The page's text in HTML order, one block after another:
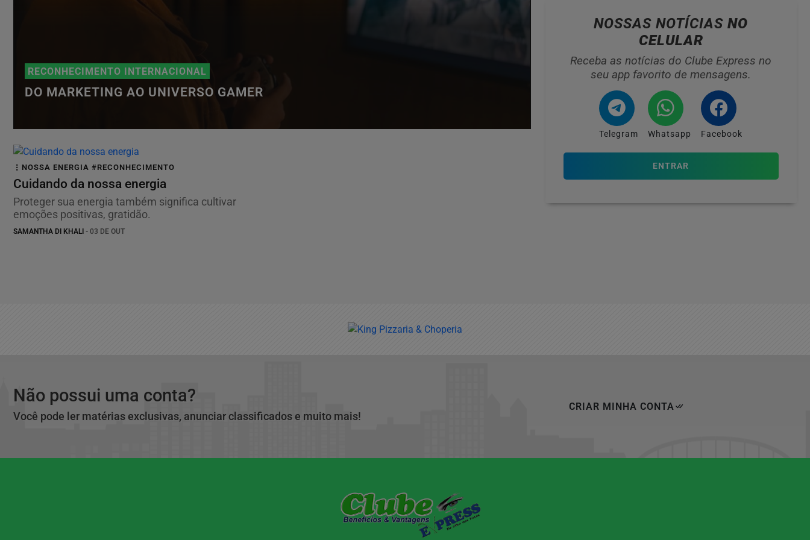
RECONHECIMENTO INTERNACIONAL
DO MARKETING AO UNIVERSO GAMER
NOSSA ENERGIA #RECONHECIMENTO
Cuidando da nossa energia
Proteger sua energia também significa cultivar
emoções positivas, gratidão.
SAMANTHA DI KHALI - 03 DE OUT
NOSSAS NOTÍCIASNO
CELULAR
Receba as notícias do Clube Express no
seu app favorito de mensagens.
Telegram Whatsapp Facebook
ENTRAR
Não possui uma conta?
Você pode ler matérias exclusivas, anunciar classificados e muito mais!
CRIAR MINHA CONTA